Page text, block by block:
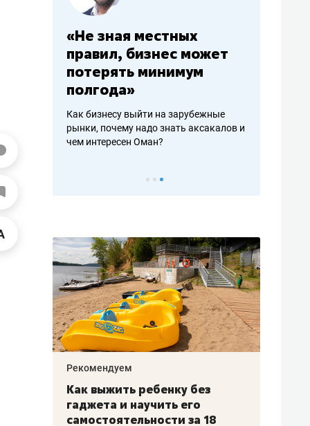
работа «Не зная местных
правил, бизнес может
потерять минимум
полгода»
Как бизнесу выйти на зарубежные
рынки, почему надо знать аксакалов и
чем интересен Оман?
–
Рекомендуем
Как выжить ребенку без
гаджета и научить его
самостоятельности за 18